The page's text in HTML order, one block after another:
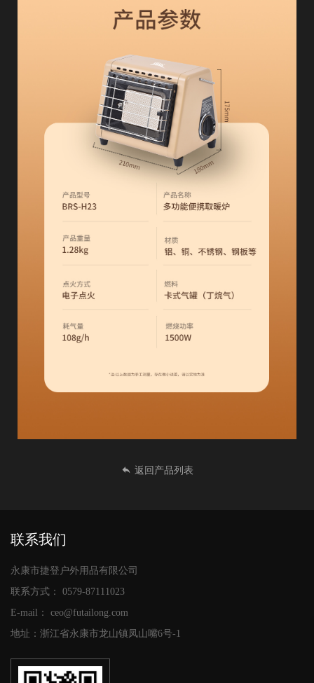
返回产品列表
联系我们
永康市捷登户外用品有限公司
联系方式：
0579-87111023
E-mail：
ceo@futailong.com
地址：浙江省永康市龙山镇凤山嘴6号-1